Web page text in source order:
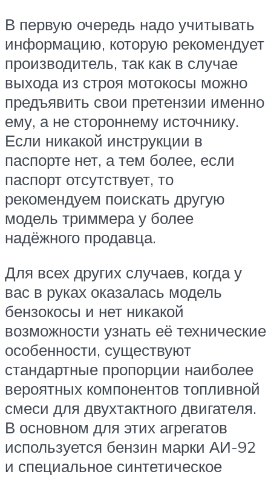
В первую очередь надо учитывать
информацию, которую рекомендует
производитель, так как в случае
выхода из строя мотокосы можно
предъявить свои претензии именно
ему, а не стороннему источнику.
Если никакой инструкции в
паспорте нет, а тем более, если
паспорт отсутствует, то
рекомендуем поискать другую
модель триммера у более
надёжного продавца.
Для всех других случаев, когда у
вас в руках оказалась модель
бензокосы и нет никакой
возможности узнать её технические
особенности, существуют
стандартные пропорции наиболее
вероятных компонентов топливной
смеси для двухтактного двигателя.
В основном для этих агрегатов
используется бензин марки АИ-92
и специальное синтетическое